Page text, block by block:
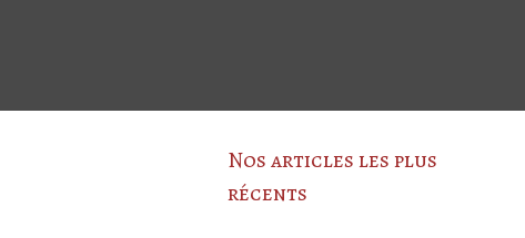
Nos articles les plus
récents